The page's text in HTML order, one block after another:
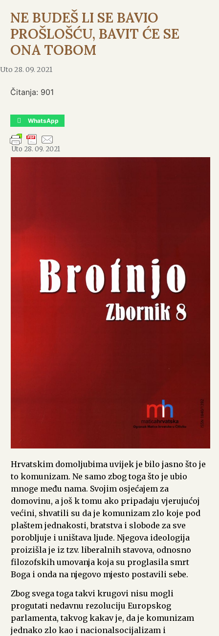
NE BUDEŠ LI SE BAVIO
PROŠLOŠĆU, BAVIT ĆE SE
ONA TOBOM
Uto 28. 09. 2021
Čitanja: 901
WhatsApp
Uto 28. 09. 2021
Hrvatskim domoljubima uvijek je bilo jasno što je
to komunizam. Ne samo zbog toga što je ubio
mnoge među nama. Svojim osjećajem za
domovinu, a još k tomu ako pripadaju vjerujućoj
većini, shvatili su da je komunizam zlo koje pod
plaštem jednakosti, bratstva i slobode za sve
porobljuje i uništava ljude. Njegova ideologija
proizišla je iz tzv. liberalnih stavova, odnosno
filozofskih umovanja koja su proglasila smrt
Boga i onda na njegovo mjesto postavili sebe.
Zbog svega toga takvi krugovi nisu mogli
progutati nedavnu rezoluciju Europskog
parlamenta, takvog kakav je, da je komunizam
jednako zlo kao i nacionalsocijalizam i